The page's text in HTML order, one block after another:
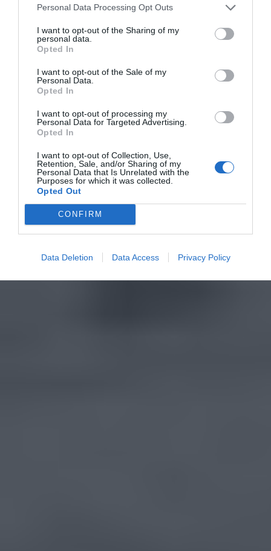
Personal Data Processing Opt Outs
I want to opt-out of the Sharing of my
personal data.
Opted In
I want to opt-out of the Sale of my
Personal Data.
Opted In
I want to opt-out of processing my
Personal Data for Targeted Advertising.
Opted In
I want to opt-out of Collection, Use,
Retention, Sale, and/or Sharing of my
Personal Data that Is Unrelated with the
Purposes for which it was collected.
Opted Out
CONFIRM
Data Deletion Data Access Privacy Policy